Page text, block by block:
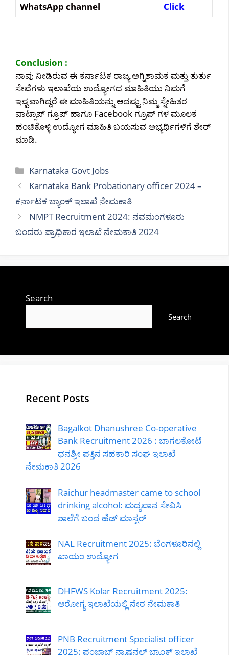
WhatsApp channel
Click
Conclusion :
ನಾವು ನೀಡಿರುವ ಈ ಕರ್ನಾಟಕ ರಾಜ್ಯ ಅಗ್ನಿಶಾಮಕ ಮತ್ತು ತುರ್ತು
ಸೇವೆಗಳು ಇಲಾಖೆಯ ಉದ್ಯೋಗದ ಮಾಹಿತಿಯು ನಿಮಗೆ
ಇಷ್ಟವಾಗಿದ್ದರೆ ಈ ಮಾಹಿತಿಯನ್ನು ಆದಷ್ಟು ನಿಮ್ಮ ಸ್ನೇಹಿತರ
ವಾಟ್ಸಾಪ್ ಗ್ರೂಪ್ ಹಾಗೂ Facebook ಗ್ರೂಪ್ ಗಳ ಮೂಲಕ
ಹಂಚಿಕೊಳ್ಳಿ ಉದ್ಯೋಗ ಮಾಹಿತಿ ಬಯಸುವ ಅಭ್ಯರ್ಥಿಗಳಿಗೆ ಶೇರ್
ಮಾಡಿ.
Categories
Karnataka Govt Jobs
Karnataka Bank Probationary officer 2024 –
ಕರ್ನಾಟಕ ಬ್ಯಾಂಕ್ ಇಲಾಖೆ ನೇಮಕಾತಿ
NMPT Recruitment 2024: ನವಮಂಗಳೂರು
ಬಂದರು ಪ್ರಾಧಿಕಾರ ಇಲಾಖೆ ನೇಮಕಾತಿ 2024
Search
Search
Recent Posts
Bagalkot Dhanushree Co-operative
Bank Recruitment 2026 : ಬಾಗಲಕೋಟೆ
ಧನಶ್ರೀ ಪತ್ತಿನ ಸಹಕಾರಿ ಸಂಘ ಇಲಾಖೆ
ನೇಮಕಾತಿ 2026
Raichur headmaster came to school
drinking alcohol: ಮದ್ಯಪಾನ ಸೇವಿಸಿ
ಶಾಲೆಗೆ ಬಂದ ಹೆಡ್ ಮಾಸ್ಟರ್
NAL Recruitment 2025: ಬೆಂಗಳೂರಿನಲ್ಲಿ
ಖಾಯಂ ಉದ್ಯೋಗ
DHFWS Kolar Recruitment 2025:
ಆರೋಗ್ಯ ಇಲಾಖೆಯಲ್ಲಿ ನೇರ ನೇಮಕಾತಿ
PNB Recruitment Specialist officer
2025: ಪಂಜಾಬ್ ನ್ಯಾಷನಲ್ ಬ್ಯಾಂಕ್ ಇಲಾಖೆ